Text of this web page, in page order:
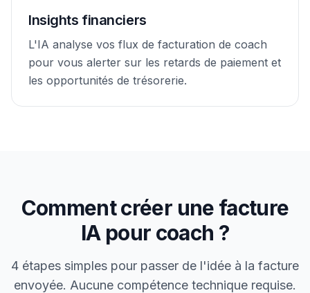
Insights financiers
L'IA analyse vos flux de facturation de coach
pour vous alerter sur les retards de paiement et
les opportunités de trésorerie.
Comment créer une facture
IA pour coach ?
4 étapes simples pour passer de l'idée à la facture
envoyée. Aucune compétence technique requise.